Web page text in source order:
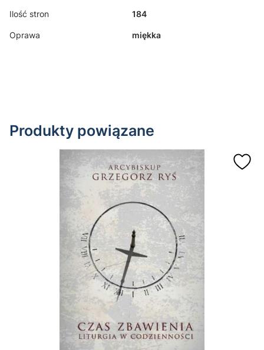
Ilość stron 184
Oprawa miękka
Produkty powiązane